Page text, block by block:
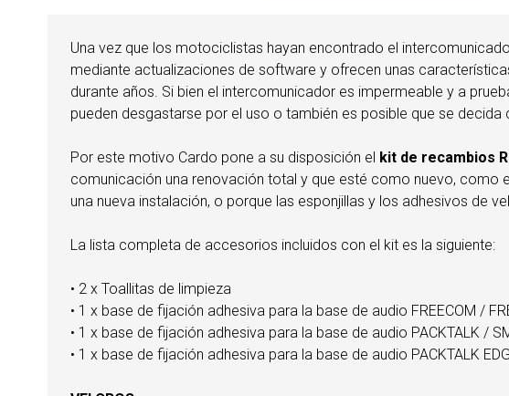
Una vez que los motociclistas hayan encontrado el
mediante actualizaciones de software y ofrecen unas
durante años. Si bien el intercomunicador es impermeable y a
pueden desgastarse por el uso o también es posible que se
Por este motivo Cardo pone a su disposición el kit de recambios
comunicación una renovación total y que esté como nuevo, como
una nueva instalación, o porque las esponjillas y los adhesivos de
La lista completa de accesorios incluidos con el kit es la siguiente:
• 2 x Toallitas de limpieza
• 1 x base de fijación adhesiva para la base de audio FREECOM /
• 1 x base de fijación adhesiva para la base de audio PACKTALK /
• 1 x base de fijación adhesiva para la base de audio PACKTALK